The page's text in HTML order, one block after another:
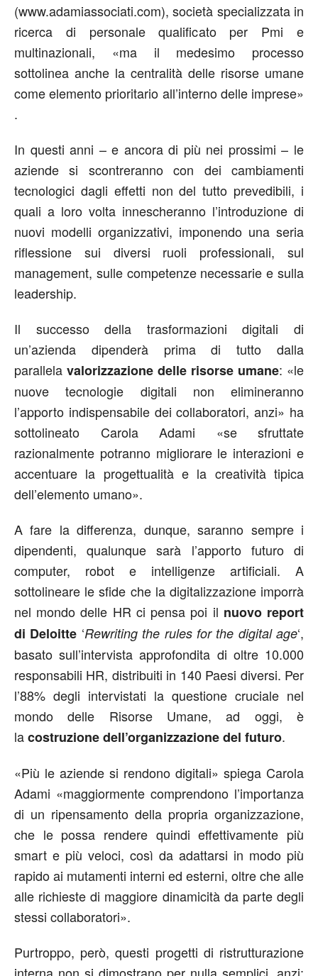
(www.adamiassociati.com), società specializzata in
ricerca di personale qualificato per Pmi e
multinazionali, «ma il medesimo processo
sottolinea anche la centralità delle risorse umane
come elemento prioritario all’interno delle imprese»
.
In questi anni – e ancora di più nei prossimi – le
aziende si scontreranno con dei cambiamenti
tecnologici dagli effetti non del tutto prevedibili, i
quali a loro volta innescheranno l’introduzione di
nuovi modelli organizzativi, imponendo una seria
riflessione sui diversi ruoli professionali, sul
management, sulle competenze necessarie e sulla
leadership.
Il successo della trasformazioni digitali di
un’azienda dipenderà prima di tutto dalla
parallela valorizzazione delle risorse umane: «le
nuove tecnologie digitali non elimineranno
l’apporto indispensabile dei collaboratori, anzi» ha
sottolineato Carola Adami «se sfruttate
razionalmente potranno migliorare le interazioni e
accentuare la progettualità e la creatività tipica
dell’elemento umano».
A fare la differenza, dunque, saranno sempre i
dipendenti, qualunque sarà l’apporto futuro di
computer, robot e intelligenze artificiali. A
sottolineare le sfide che la digitalizzazione imporrà
nel mondo delle HR ci pensa poi il nuovo report
di Deloitte ‘Rewriting the rules for the digital age‘,
basato sull’intervista approfondita di oltre 10.000
responsabili HR, distribuiti in 140 Paesi diversi. Per
l’88% degli intervistati la questione cruciale nel
mondo delle Risorse Umane, ad oggi, è
lacostruzione dell’organizzazione del futuro.
«Più le aziende si rendono digitali» spiega Carola
Adami «maggiormente comprendono l’importanza
di un ripensamento della propria organizzazione,
che le possa rendere quindi effettivamente più
smart e più veloci, così da adattarsi in modo più
rapido ai mutamenti interni ed esterni, oltre che alle
alle richieste di maggiore dinamicità da parte degli
stessi collaboratori».
Purtroppo, però, questi progetti di ristrutturazione